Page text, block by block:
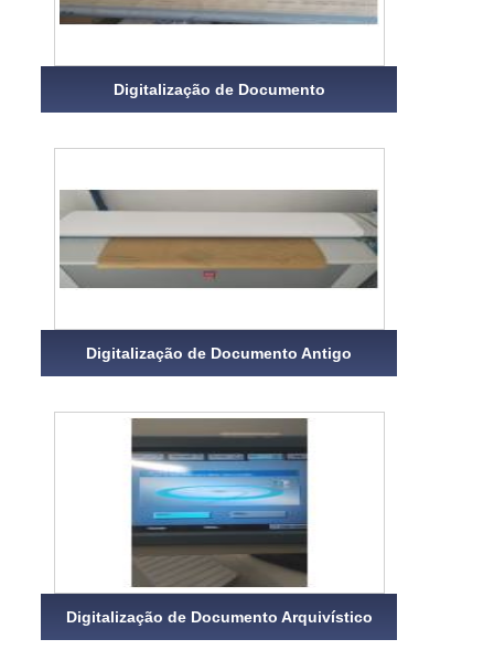
Digitalização de Documento
Digitalização de Documento Antigo
Digitalização de Documento Arquivístico